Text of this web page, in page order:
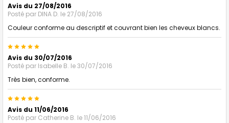
Avis du 27/08/2016
Posté par DINA D. le 27/08/2016
Couleur conforme au descriptif et couvrant bien les cheveux blancs.
5
Avis du 30/07/2016
Posté par Isabelle B. le 30/07/2016
Très bien, conforme.
5
Avis du 11/06/2016
Posté par Catherine B. le 11/06/2016